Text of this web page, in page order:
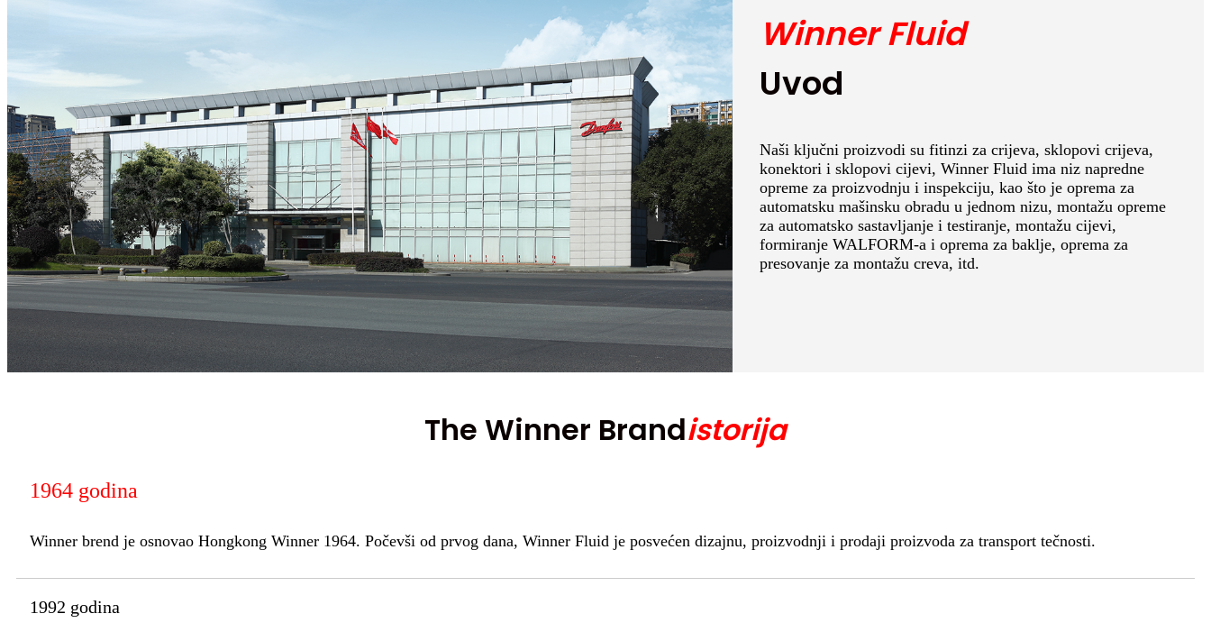
Winner Fluid
Uvod
Naši ključni proizvodi su fitinzi za crijeva, sklopovi crijeva,
konektori i sklopovi cijevi, Winner Fluid ima niz napredne
opreme za proizvodnju i inspekciju, kao što je oprema za
automatsku mašinsku obradu u jednom nizu, montažu opreme
za automatsko sastavljanje i testiranje, montažu cijevi,
formiranje WALFORM-a i oprema za baklje, oprema za
presovanje za montažu creva, itd.
The Winner Brandistorija
1964 godina
Winner brend je osnovao Hongkong Winner 1964. Počevši od prvog dana, Winner Fluid je posvećen dizajnu, proizvodnji i prodaji proizvoda za transport tečnosti.
1992 godina